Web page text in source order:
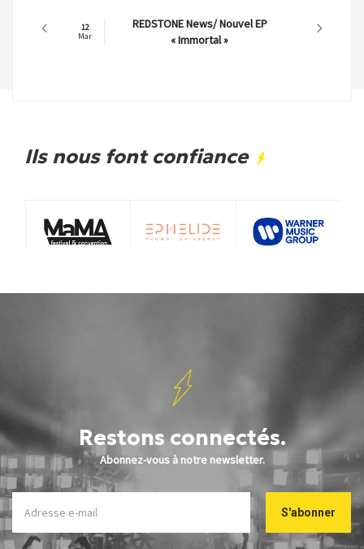
12
Mar
REDSTONE News/ Nouvel EP
« Immortal »
Ils nous font confiance
Restons connectés.
Abonnez-vous à notre newsletter.